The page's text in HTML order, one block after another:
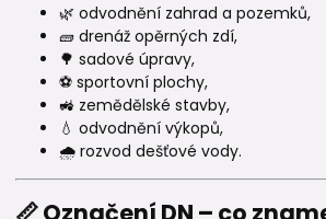
🌿 odvodnění zahrad a pozemků,
🧱 drenáž opěrných zdí,
🌳 sadové úpravy,
⚽ sportovní plochy,
🚜 zemědělské stavby,
💧 odvodnění výkopů,
🌧️ rozvod dešťové vody.